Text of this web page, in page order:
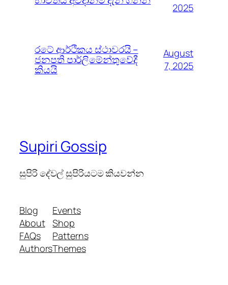
2025
රටේ ආර්ථිකය ස්ථාවරයි –
ජනපති පාර්ලිමේන්තුවේදී
කියයි
August
7, 2025
Supiri Gossip
සුපිරි දේවල් සුපිරියටම කියවන්න
Blog
About
FAQs
Authors
Events
Shop
Patterns
Themes